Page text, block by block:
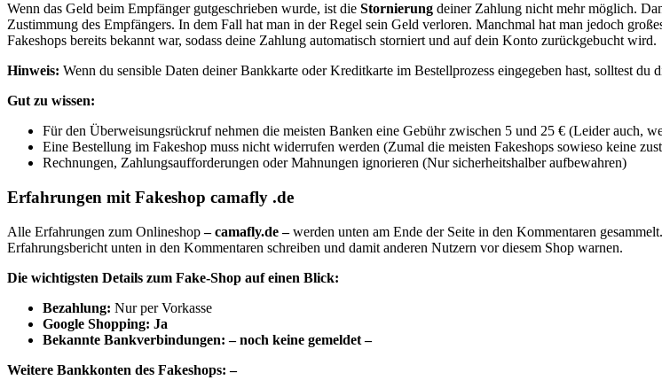
Wenn das Geld beim Empfänger gutgeschrieben wurde, ist die Stornierung deiner Zahlung nicht mehr möglich.
Zustimmung des Empfängers. In dem Fall hat man in der Regel sein Geld verloren. Manchmal hat man jedoch
Fakeshops bereits bekannt war, sodass deine Zahlung automatisch storniert und auf dein Konto zurückgebucht wird.
Hinweis: Wenn du sensible Daten deiner Bankkarte oder Kreditkarte im Bestellprozess eingegeben hast, solltest du
Gut zu wissen:
Für den Überweisungsrückruf nehmen die meisten Banken eine Gebühr zwischen 5 und 25 € (Leider auch,
Eine Bestellung im Fakeshop muss nicht widerrufen werden (Zumal die meisten Fakeshops sowieso keine
Rechnungen, Zahlungsaufforderungen oder Mahnungen ignorieren (Nur sicherheitshalber aufbewahren)
Erfahrungen mit Fakeshop camafly .de
Alle Erfahrungen zum Onlineshop– camafly.de –werden unten am Ende der Seite in den Kommentaren
Erfahrungsbericht unten in den Kommentaren schreiben und damit anderen Nutzern vor diesem Shop warnen.
Die wichtigsten Details zum Fake-Shop auf einen Blick:
Bezahlung: Nur per Vorkasse
Google Shopping: Ja
Bekannte Bankverbindungen: – noch keine gemeldet –
Weitere Bankkonten des Fakeshops: –